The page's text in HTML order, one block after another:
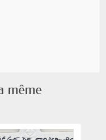
même